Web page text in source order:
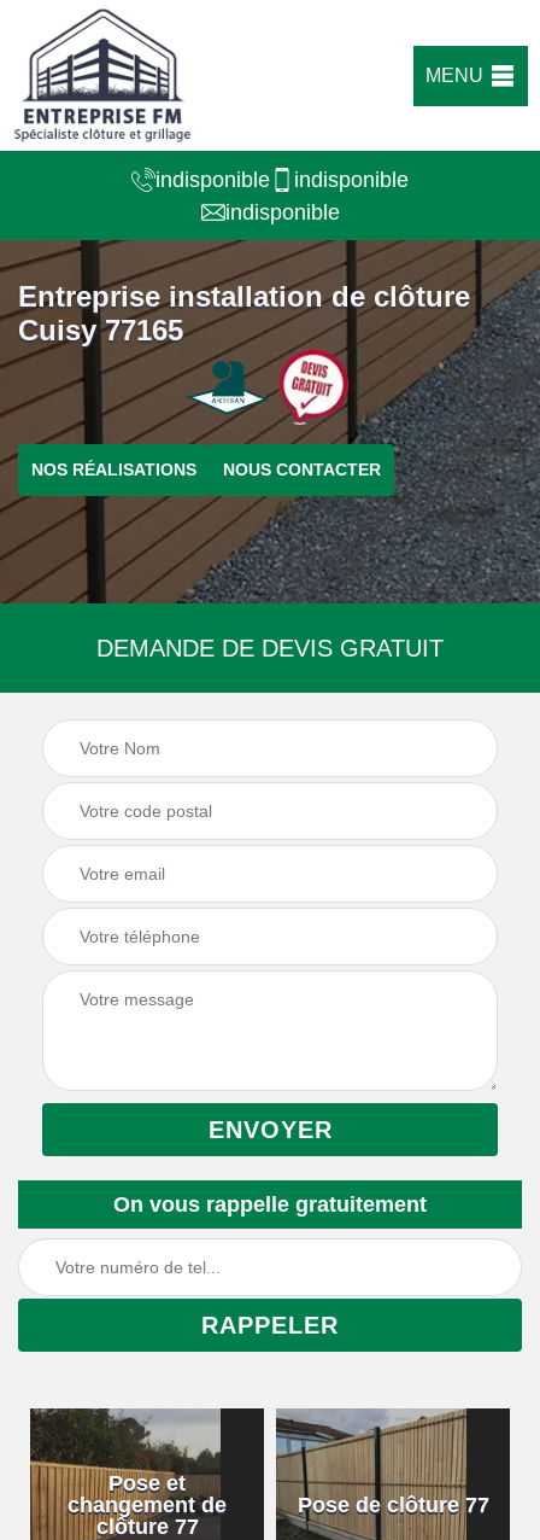
MENU
indisponible
indisponible
indisponible
Entreprise installation de clôture
Cuisy 77165
NOS RÉALISATIONS NOUS CONTACTER
DEMANDE DE DEVIS GRATUIT
On vous rappelle gratuitement
Pose et
changement de
clôture 77
Pose de clôture 77